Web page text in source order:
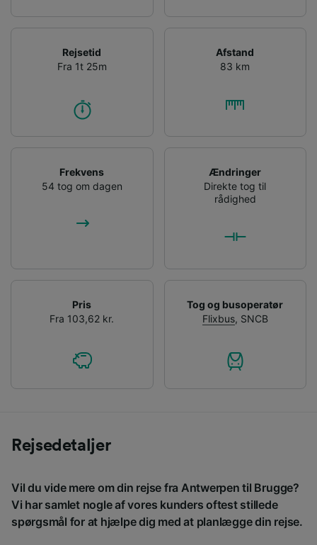
Rejsetid
Fra 1t 25m
Afstand
83 km
Frekvens
54 tog om dagen
Ændringer
Direkte tog til
rådighed
Pris
Fra 103,62 kr.
Tog og busoperatør
Flixbus, SNCB
Rejsedetaljer
Vil du vide mere om din rejse fra Antwerpen til Brugge?
Vi har samlet nogle af vores kunders oftest stillede
spørgsmål for at hjælpe dig med at planlægge din rejse.